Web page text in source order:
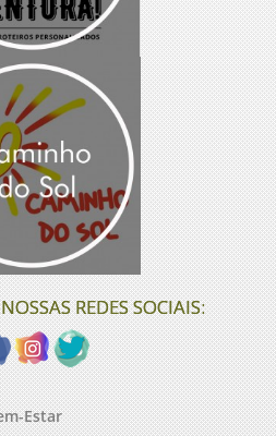
REDES SOCIAIS:
Estar